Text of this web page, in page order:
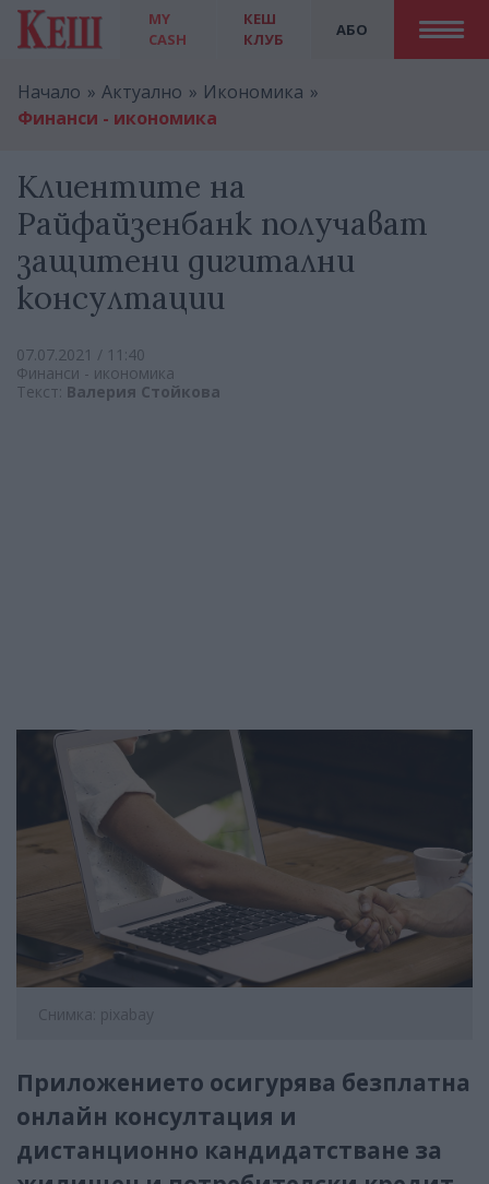
MY
CASH
АБО
КЕШ
КЛУБ
Начало Актуално
Икономика
Финанси - икономика
Клиентите на
Райфайзенбанк получават
защитени дигитални
консултации
07.07.2021 / 11:40
Финанси - икономика
Текст: Валерия Стойкова
Снимка: pixabay
Приложението осигурява безплатна
онлайн консултация и
дистанционно кандидатстване за